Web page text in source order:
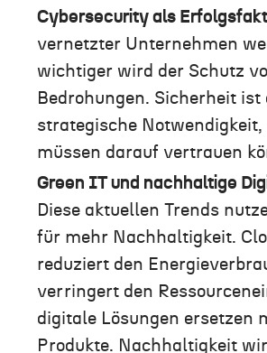
Cybersecurity als
vernetzter Unternehmen
wichtiger wird der Schutz
Bedrohungen. Sicherheit ist
strategische Notwendigkeit,
müssen darauf vertrauen
Green IT und nachhaltige
Diese aktuellen Trends
für mehr Nachhaltigkeit.
reduziert den
verringert den
digitale Lösungen ersetzen
Produkte. Nachhaltigkeit